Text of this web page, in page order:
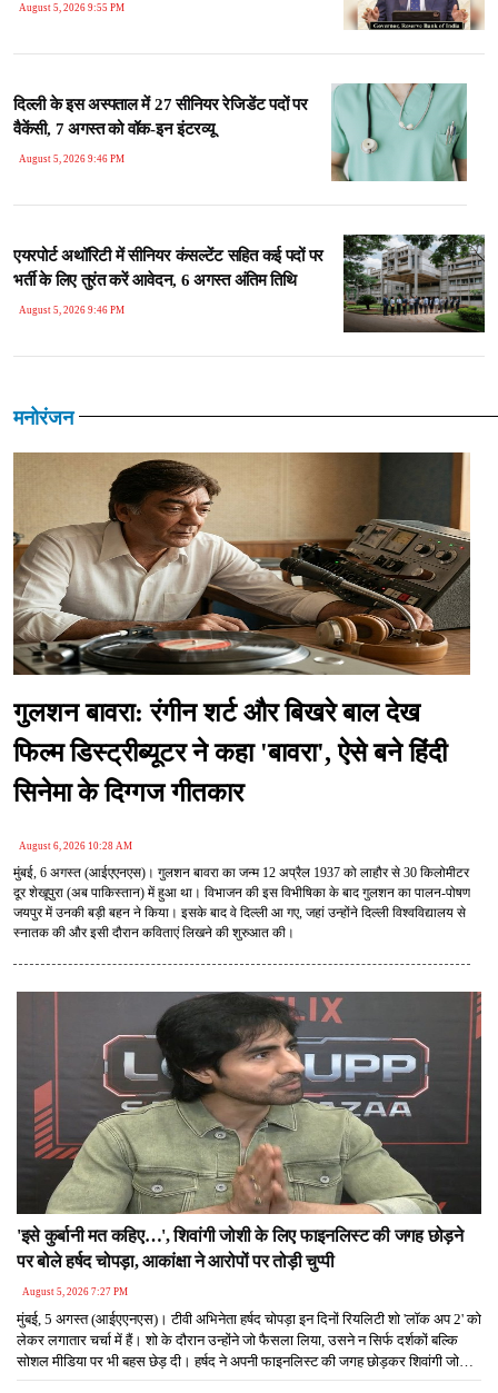
August 5, 2026 9:55 PM
दिल्ली के इस अस्पताल में 27 सीनियर रेजिडेंट पदों पर
वैकेंसी, 7 अगस्त को वॉक-इन इंटरव्यू
August 5, 2026 9:46 PM
एयरपोर्ट अथॉरिटी में सीनियर कंसल्टेंट सहित कई पदों पर
भर्ती के लिए तुरंत करें आवेदन, 6 अगस्त अंतिम तिथि
August 5, 2026 9:46 PM
मनोरंजन
गुलशन बावरा: रंगीन शर्ट और बिखरे बाल देख
फिल्म डिस्ट्रीब्यूटर ने कहा 'बावरा', ऐसे बने हिंदी
सिनेमा के दिग्गज गीतकार
August 6, 2026 10:28 AM
मुंबई, 6 अगस्त (आईएएनएस)। गुलशन बावरा का जन्म 12 अप्रैल 1937 को लाहौर से 30 किलोमीटर
दूर शेखूपुरा (अब पाकिस्तान) में हुआ था। विभाजन की इस विभीषिका के बाद गुलशन का पालन-पोषण
जयपुर में उनकी बड़ी बहन ने किया। इसके बाद वे दिल्ली आ गए, जहां उन्होंने दिल्ली विश्वविद्यालय से
स्नातक की और इसी दौरान कविताएं लिखने की शुरुआत की।
'इसे कुर्बानी मत कहिए…', शिवांगी जोशी के लिए फाइनलिस्ट की जगह छोड़ने
पर बोले हर्षद चोपड़ा, आकांक्षा ने आरोपों पर तोड़ी चुप्पी
August 5, 2026 7:27 PM
मुंबई, 5 अगस्त (आईएएनएस)। टीवी अभिनेता हर्षद चोपड़ा इन दिनों रियलिटी शो 'लॉक अप 2' को
लेकर लगातार चर्चा में हैं। शो के दौरान उन्होंने जो फैसला लिया, उसने न सिर्फ दर्शकों बल्कि
सोशल मीडिया पर भी बहस छेड़ दी। हर्षद ने अपनी फाइनलिस्ट की जगह छोड़कर शिवांगी जोशी
को पहला फाइनलिस्ट बनने का मौका दिया। इस फैसले के बाद जहां कुछ लोगों ने उनकी दोस्ती